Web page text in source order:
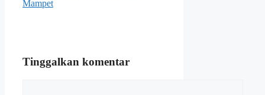
Mampet
Tinggalkan komentar